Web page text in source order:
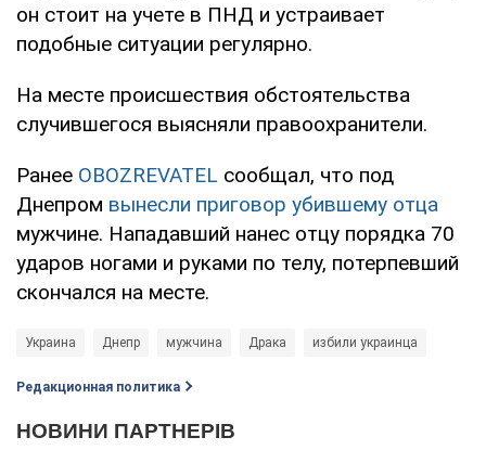
он стоит на учете в ПНД и устраивает
подобные ситуации регулярно.
На месте происшествия обстоятельства
случившегося выясняли правоохранители.
Ранее OBOZREVATEL сообщал, что под
Днепром вынесли приговор убившему отца
мужчине. Нападавший нанес отцу порядка 70
ударов ногами и руками по телу, потерпевший
скончался на месте.
Украина Днепр мужчина Драка избили украинца
Редакционная политика